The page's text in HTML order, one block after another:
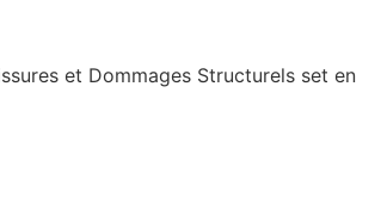
et Dommages Structurels set en